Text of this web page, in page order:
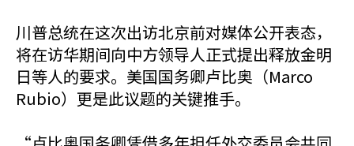
川普总统在这次出访北京前对媒体公开表态，
将在访华期间向中方领导人正式提出释放金明
日等人的要求。美国国务卿卢比奥（Marco
Rubio）更是此议题的关键推手。